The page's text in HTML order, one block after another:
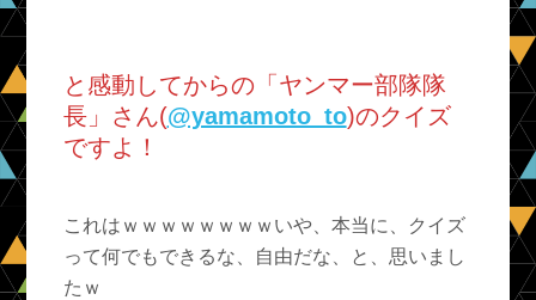
と感動してからの「ヤンマー部隊隊
長」さん(@yamamoto_to)のクイズ
ですよ！
これはｗｗｗｗｗｗｗｗいや、本当に、クイズ
って何でもできるな、自由だな、と、思いまし
たｗ